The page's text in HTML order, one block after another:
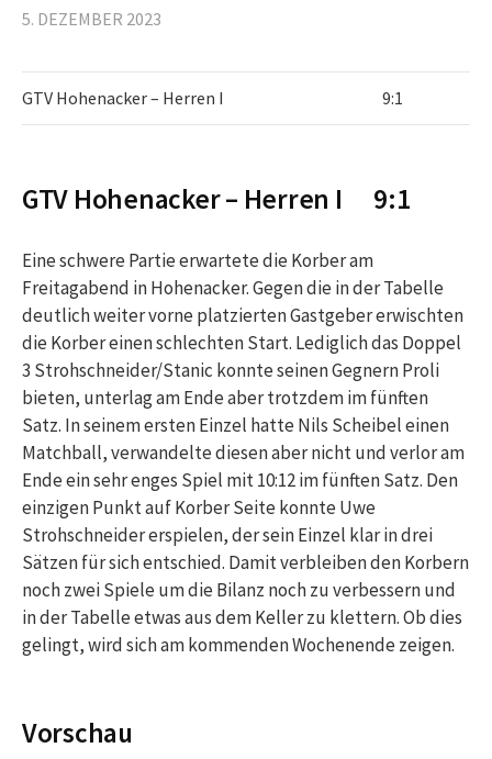
5. DEZEMBER 2023
GTV Hohenacker – Herren I 9:1
GTV Hohenacker – Herren I 9:1
Eine schwere Partie erwartete die Korber am
Freitagabend in Hohenacker. Gegen die in der Tabelle
deutlich weiter vorne platzierten Gastgeber erwischten
die Korber einen schlechten Start. Lediglich das Doppel
3 Strohschneider/Stanic konnte seinen Gegnern Proli
bieten, unterlag am Ende aber trotzdem im fünften
Satz. In seinem ersten Einzel hatte Nils Scheibel einen
Matchball, verwandelte diesen aber nicht und verlor am
Ende ein sehr enges Spiel mit 10:12 im fünften Satz. Den
einzigen Punkt auf Korber Seite konnte Uwe
Strohschneider erspielen, der sein Einzel klar in drei
Sätzen für sich entschied. Damit verbleiben den Korbern
noch zwei Spiele um die Bilanz noch zu verbessern und
in der Tabelle etwas aus dem Keller zu klettern. Ob dies
gelingt, wird sich am kommenden Wochenende zeigen.
Vorschau